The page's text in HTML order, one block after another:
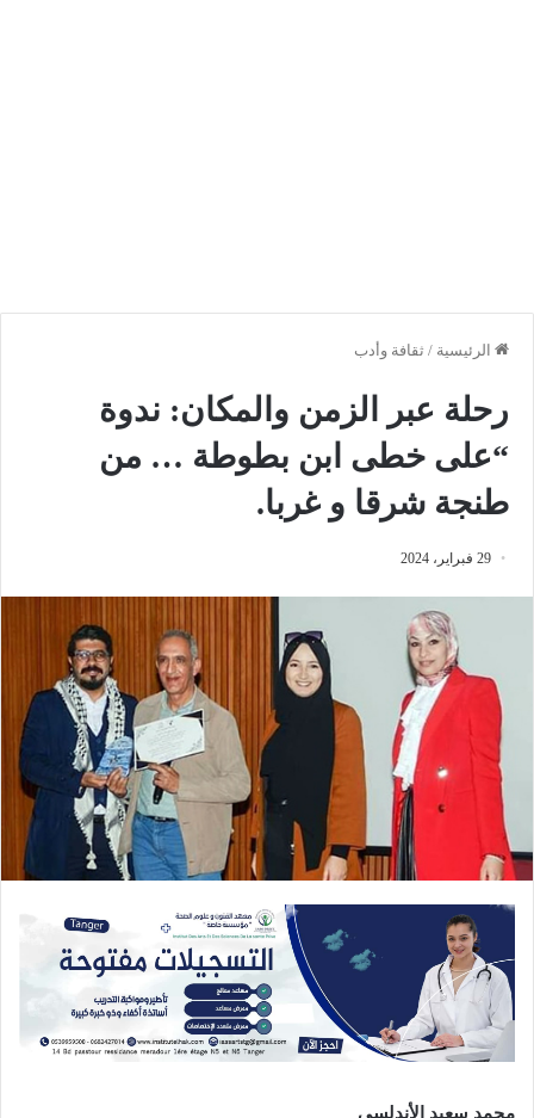
الرئيسية / ثقافة وأدب
رحلة عبر الزمن والمكان: ندوة
“على خطى ابن بطوطة … من
طنجة شرقا و غربا.
29 فبراير، 2024
محمد سعيد الأندلسي